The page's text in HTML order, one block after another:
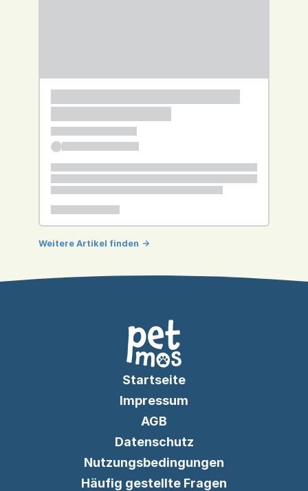
Weitere Artikel finden ->
Startseite
Impressum
AGB
Datenschutz
Nutzungsbedingungen
Häufig gestellte Fragen